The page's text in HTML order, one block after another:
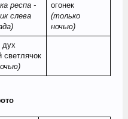
респа -
слева
огонек
(только
ночью)
дух